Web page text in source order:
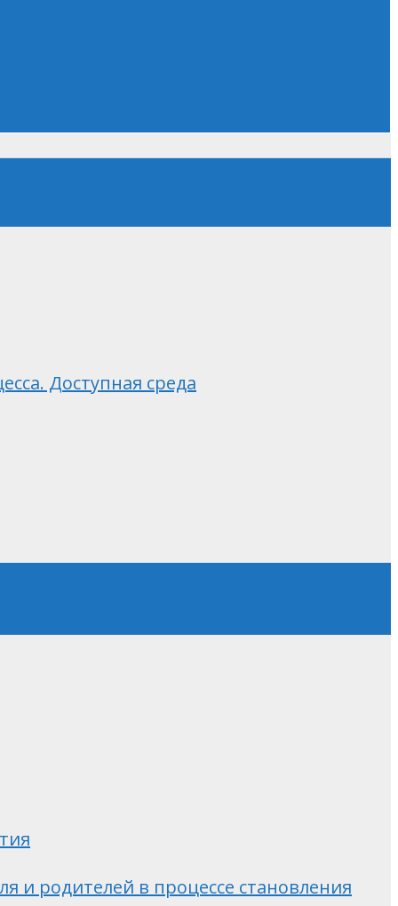
Доступная среда
и родителей в процессе становления